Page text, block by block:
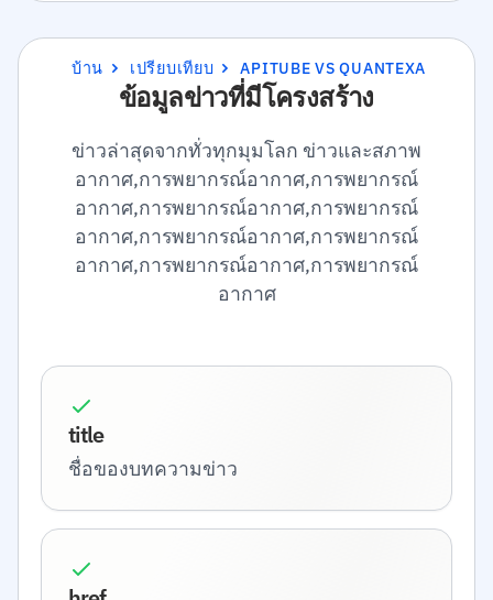
บ้าน เปรียบเทียบ APITUBE VS QUANTEXA
ข้อมูลข่าวที่มีโครงสร้าง
ข่าวล่าสุดจากทั่วทุกมุมโลก ข่าวและสภาพ
อากาศ,การพยากรณ์อากาศ,การพยากรณ์
อากาศ,การพยากรณ์อากาศ,การพยากรณ์
อากาศ,การพยากรณ์อากาศ,การพยากรณ์
อากาศ,การพยากรณ์อากาศ,การพยากรณ์
อากาศ
title
ชื่อของบทความข่าว